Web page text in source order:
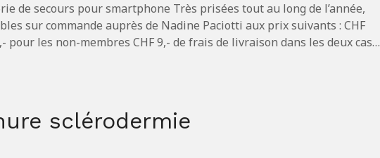
de secours pour smartphone Très prisées tout au long de l’année,
sur commande auprès de Nadine Paciotti aux prix suivants : CHF
pour les non-membres CHF 9,- de frais de livraison dans les deux cas…
sclérodermie